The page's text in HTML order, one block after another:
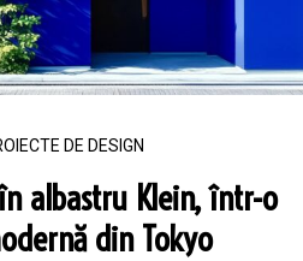
DE DESIGN
albastru Klein, într-o
din Tokyo